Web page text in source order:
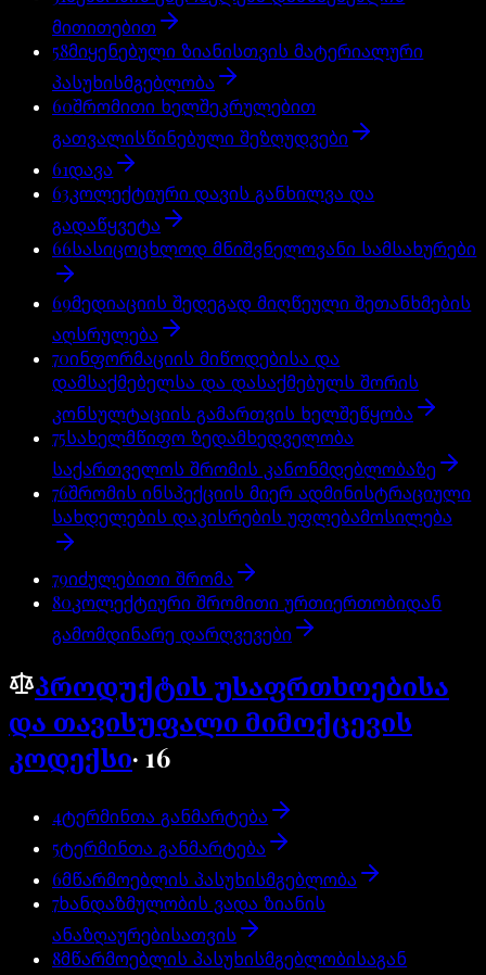
მითითებით
58მიყენებული ზიანისთვის მატერიალური
პასუხისმგებლობა
60შრომითი ხელშეკრულებით
გათვალისწინებული შეზღუდვები
61დავა
63კოლექტიური დავის განხილვა და
გადაწყვეტა
66სასიცოცხლოდ მნიშვნელოვანი სამსახურები
69მედიაციის შედეგად მიღწეული შეთანხმების
აღსრულება
70ინფორმაციის მიწოდებისა და
დამსაქმებელსა და დასაქმებულს შორის
კონსულტაციის გამართვის ხელშეწყობა
75სახელმწიფო ზედამხედველობა
საქართველოს შრომის კანონმდებლობაზე
76შრომის ინსპექციის მიერ ადმინისტრაციული
სახდელების დაკისრების უფლებამოსილება
79იძულებითი შრომა
80კოლექტიური შრომითი ურთიერთობიდან
გამომდინარე დარღვევები
პროდუქტის უსაფრთხოებისა
და თავისუფალი მიმოქცევის
კოდექსი·16
4ტერმინთა განმარტება
5ტერმინთა განმარტება
6მწარმოებლის პასუხისმგებლობა
7ხანდაზმულობის ვადა ზიანის
ანაზღაურებისათვის
8მწარმოებლის პასუხისმგებლობისაგან